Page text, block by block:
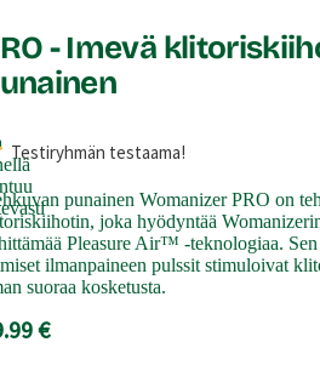
- Imevä
Testiryhmän testaama!
punainen Womanizer PRO on
joka hyödyntää
Pleasure Air™ -teknologiaa.
ilmanpaineen pulssit stimuloivat
suoraa kosketusta.
€